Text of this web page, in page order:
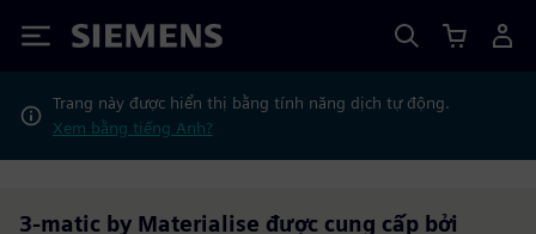
Siemens
Trang này được hiển thị bằng tính năng dịch tự động.
Xem bằng tiếng Anh?
3-matic by Materialise được cung cấp bởi